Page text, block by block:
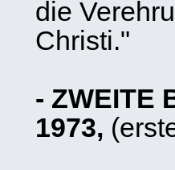
die
Christi."
- ZWEITE
1973,